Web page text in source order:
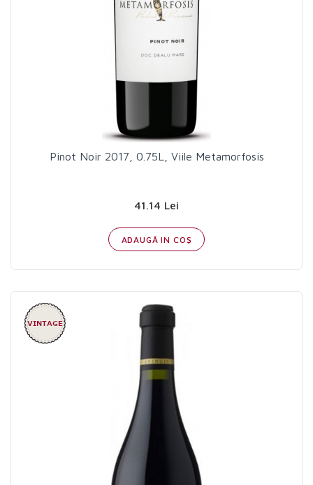
Pinot Noir 2017, 0.75L, Viile Metamorfosis
41.14 Lei
ADAUGĂ IN COŞ